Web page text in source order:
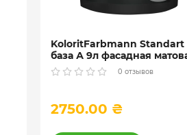
KoloritFarbmann Standart
база А 9л фасадная
краска
0 отзывов
2750.00 ₴